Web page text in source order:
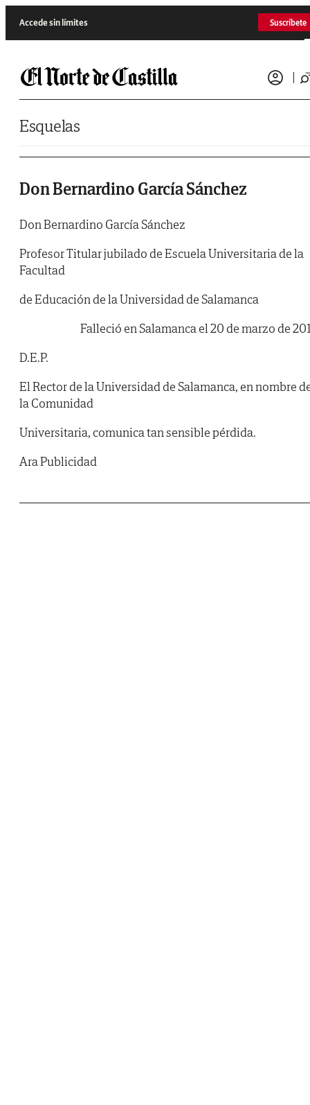
Accede sin límites Suscríbete
Esquelas
Don Bernardino García Sánchez
Don Bernardino García Sánchez
Profesor Titular jubilado de Escuela Universitaria de la
Facultad
de Educación de la Universidad de Salamanca
Falleció en Salamanca el 20 de marzo de
D.E.P.
El Rector de la Universidad de Salamanca, en nombre
la Comunidad
Universitaria, comunica tan sensible pérdida.
Ara Publicidad